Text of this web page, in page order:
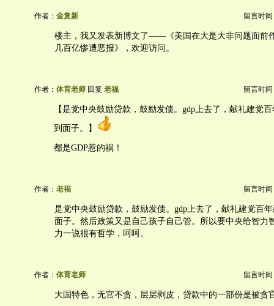
作者： 金复新 留言时间
楼主，我又发表新博文了——《美国在大是大非问题面前
几百亿惨遭恶报》，欢迎访问。
作者： 体育老师 回复 老福 留言时间
【是党中央鼓励贷款，鼓励发债。gdp上去了，献礼建党
到面子。】
都是GDP惹的祸！
作者： 老福 留言时间
是党中央鼓励贷款，鼓励发债。gdp上去了，献礼建党百
面子。然后政策又是自己孩子自己管。所以要中央给智力
力一说很有哲学，呵呵。
作者： 体育老师 留言时间
大国特色，无官不贪，层层剥皮，贷款中的一部份是被贪